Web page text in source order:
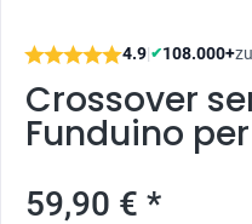
4.9|✔108.000+
Crossover
Funduino per
59,90 € *